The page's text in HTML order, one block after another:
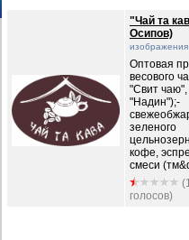
"Чай та
Осипов)
изображения
Оптовая
весового
"Свит
"Надин");-
зеленого
кофе,
смеси
голосов)